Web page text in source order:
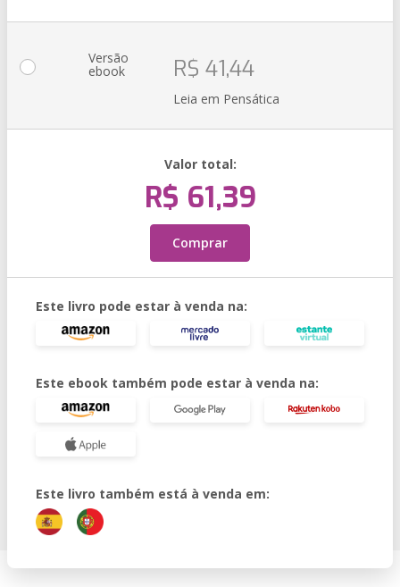
Versão
ebook R$ 41,44
Leia em Pensática
Valor total:
R$ 61,39
Comprar
Este livro pode estar à venda na:
Este ebook também pode estar à venda na:
Este livro também está à venda em: